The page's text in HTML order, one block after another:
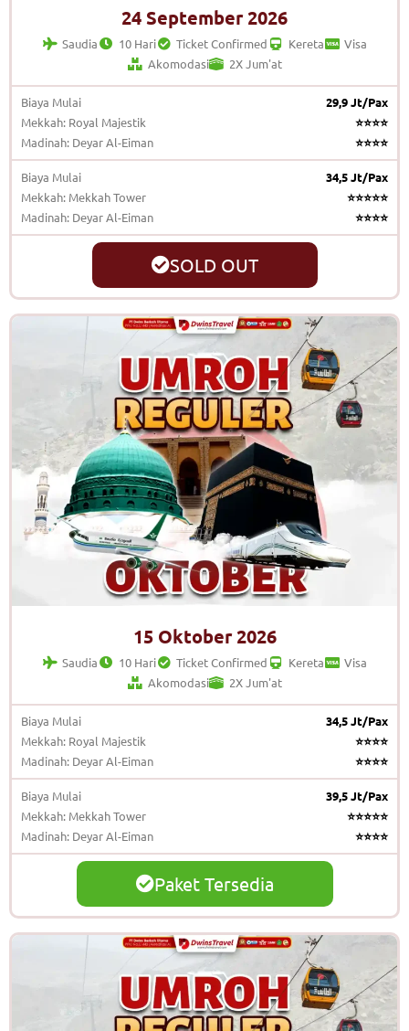
24 September 2026
Saudia 10 Hari Ticket Confirmed Kereta
Visa
Akomodasi
2X Jum'at
Biaya Mulai
29,9 Jt/Pax
Mekkah: Royal Majestik
⭐⭐⭐⭐
Madinah: Deyar Al-Eiman
⭐⭐⭐⭐
Biaya Mulai
34,5 Jt/Pax
Mekkah: Mekkah Tower
⭐⭐⭐⭐⭐
Madinah: Deyar Al-Eiman
⭐⭐⭐⭐
SOLD OUT
15 Oktober 2026
Saudia 10 Hari Ticket Confirmed Kereta
Visa
Akomodasi
2X Jum'at
Biaya Mulai
34,5 Jt/Pax
Mekkah: Royal Majestik
⭐⭐⭐⭐
Madinah: Deyar Al-Eiman
⭐⭐⭐⭐
Biaya Mulai
39,5 Jt/Pax
Mekkah: Mekkah Tower
⭐⭐⭐⭐⭐
Madinah: Deyar Al-Eiman
⭐⭐⭐⭐
Paket Tersedia